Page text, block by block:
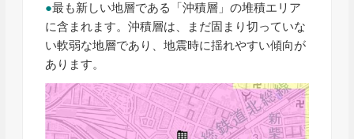
●最も新しい地層である「沖積層」の堆積エリア
に含まれます。沖積層は、まだ固まり切っていな
い軟弱な地層であり、地震時に揺れやすい傾向が
あります。